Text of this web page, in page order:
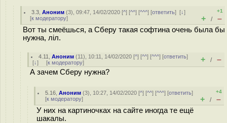
3.3 ,Аноним (3), 09:47, 14/02/2020 [^] [^^] [^^^] [ответить][↓]
[к модератору]
+1
+ / –
Вот ты смеёшься, а Сберу такая софтина очень была бы
нужна, лiл.
4.11 ,Аноним (11), 10:11, 14/02/2020 [^] [^^] [^^^] [ответить]
[↓] [к модератору] + / –
А зачем Сберу нужна?
5.16 ,Аноним (3), 10:27, 14/02/2020 [^] [^^] [^^^] [ответить]
[к модератору]
+4
+ / –
У них на картиночках на сайте иногда те ещё
шакалы.